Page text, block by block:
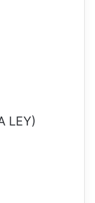
LEY)